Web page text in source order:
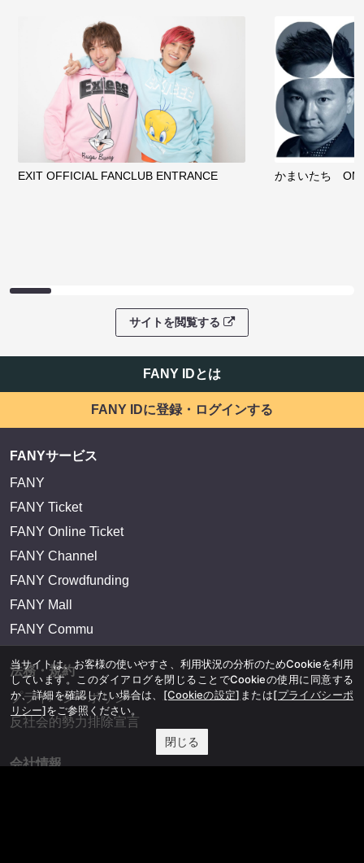
EXIT OFFICIAL FANCLUB ENTRANCE かまいたち
サイトを閲覧する
FANY IDとは
FANY IDに登録・ログインする
FANYサービス
FANY
FANY Ticket
FANY Online Ticket
FANY Channel
FANY Crowdfunding
FANY Mall
FANY Commu
法務・規約
プライバシーポリシー
反社会的勢力排除宣言
会社情報
当サイトは、お客様の使いやすさ、利用状況の分析のためCookieを利用
しています。このダイアログを閉じることでCookieの使用に同意する
か、詳細を確認したい場合は、 [Cookieの設定] または[プライバシーポ
リシー]をご参照ください。
閉じる